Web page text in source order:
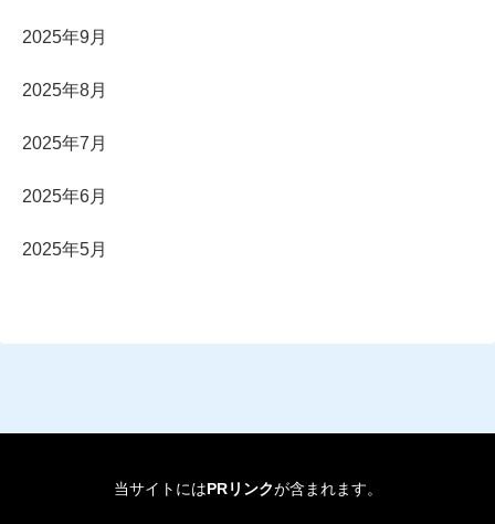
2025年9月
2025年8月
2025年7月
2025年6月
2025年5月
当サイトにはPRリンクが含まれます。